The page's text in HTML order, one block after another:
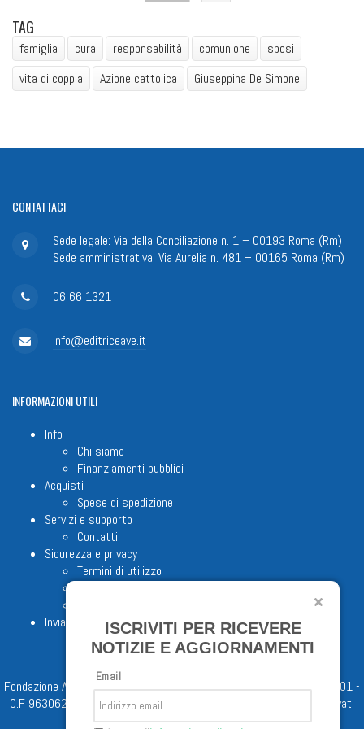
TAG
famiglia cura responsabilità comunione
sposi
vita di coppia
Azione cattolica Giuseppina De Simone
CONTATTACI
Sede legale: Via della Conciliazione n. 1 – 00193 Roma (Rm)
Sede amministrativa: Via Aurelia n. 481 – 00165 Roma (Rm)
06 66 1321
info@editriceave.it
INFORMAZIONIUTILI
Info
Chi siamo
Finanziamenti pubblici
Acquisti
Spese di spedizione
Servizi e supporto
Contatti
Sicurezza e privacy
Termini di utilizzo
Invia proposta editoriale
Fondazione Apostolicam Actuositatem ETS © 2023 - P.I. 05398481001 -
C.F 96306220581 - REA 888781 del 23/02/98 - Tutti i diritti riservati
ISCRIVITI PER RICEVERE
NOTIZIE E AGGIORNAMENTI
Email